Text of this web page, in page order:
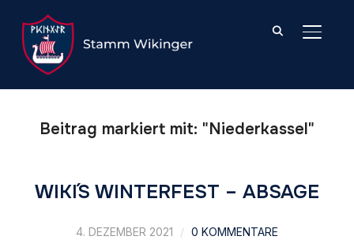
Beitrag markiert mit: "Niederkassel"
WIKI´S WINTERFEST – ABSAGE
4. DEZEMBER 2021 0 KOMMENTARE